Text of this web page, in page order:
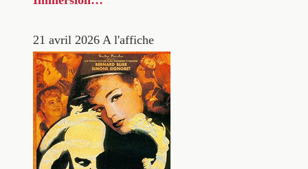
21 avril 2026 A l'affiche